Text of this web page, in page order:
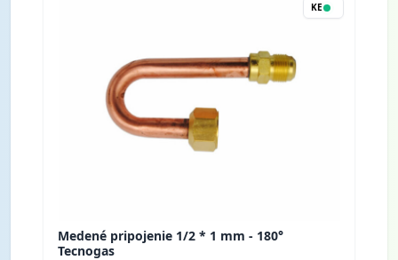
KE
Medené pripojenie 1/2 * 1 mm - 180°
Tecnogas